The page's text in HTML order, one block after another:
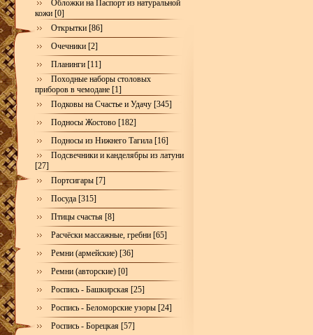
Обложки на Паспорт из натуральной
кожи [0]
Открытки [86]
Очечники [2]
Планинги [11]
Походные наборы столовых
приборов в чемодане [1]
Подковы на Счастье и Удачу [345]
Подносы Жостово [182]
Подносы из Нижнего Тагила [16]
Подсвечники и канделябры из латуни
[27]
Портсигары [7]
Посуда [315]
Птицы счастья [8]
Расчёски массажные, гребни [65]
Ремни (армейские) [36]
Ремни (авторские) [0]
Роспись - Башкирская [25]
Роспись - Беломорские узоры [24]
Роспись - Борецкая [57]